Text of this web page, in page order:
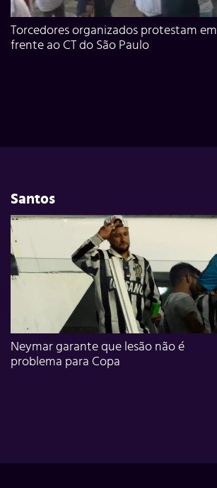
Torcedores organizados protestam em
frente ao CT do São Paulo
Santos
Neymar garante que lesão não é
problema para Copa